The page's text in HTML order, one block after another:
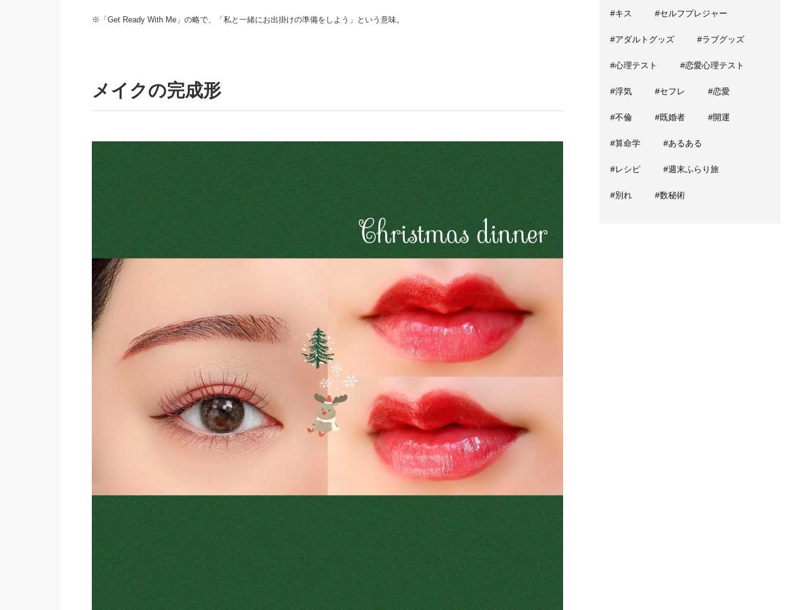
※「Get Ready With Me」の略で、「私と一緒にお出掛けの準備をしよう」という意味。
メイクの完成形
#キス #セルフプレジャー
#アダルトグッズ #ラブグッズ
#心理テスト #恋愛心理テスト
#浮気 #セフレ #恋愛
#不倫 #既婚者 #開運
#算命学 #あるある
#レシピ #週末ふらり旅
#別れ #数秘術